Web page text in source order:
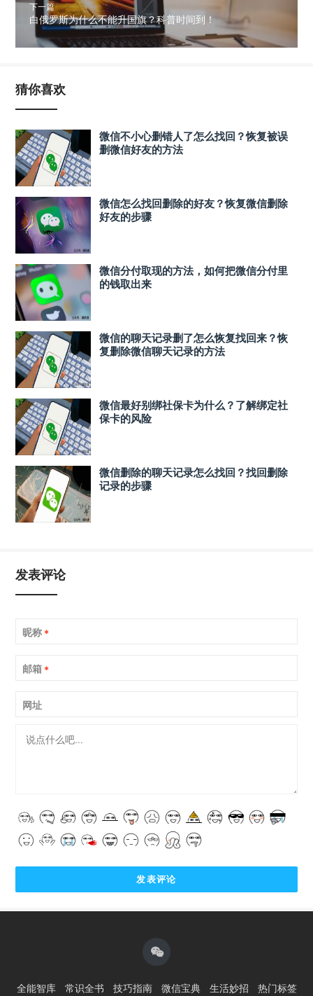
下一篇
白俄罗斯为什么不能升国旗？科普时间到！
猜你喜欢
微信不小心删错人了怎么找回？恢复被误
删微信好友的方法
微信怎么找回删除的好友？恢复微信删除
好友的步骤
微信分付取现的方法，如何把微信分付里
的钱取出来
微信的聊天记录删了怎么恢复找回来？恢
复删除微信聊天记录的方法
微信最好别绑社保卡为什么？了解绑定社
保卡的风险
微信删除的聊天记录怎么找回？找回删除
记录的步骤
发表评论
昵称 *
邮箱 *
网址
全能智库 常识全书 技巧指南 微信宝典 生活妙招 热门标签